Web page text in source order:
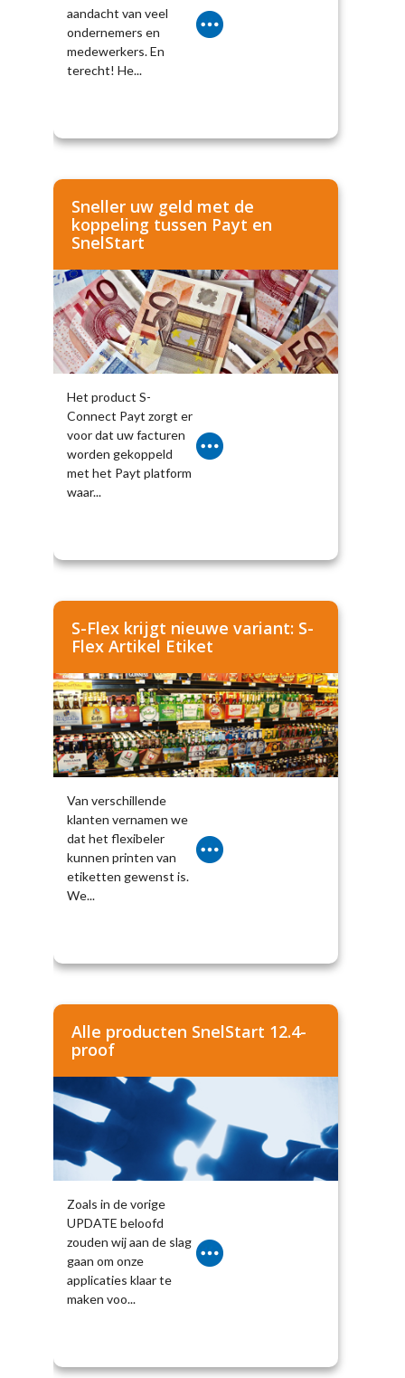
aandacht van veel
ondernemers en
medewerkers. En
terecht! He...
Sneller uw geld met de
koppeling tussen Payt en
SnelStart
Het product S-
Connect Payt zorgt er
voor dat uw facturen
worden gekoppeld
met het Payt platform
waar...
S-Flex krijgt nieuwe variant: S-
Flex Artikel Etiket
Van verschillende
klanten vernamen we
dat het flexibeler
kunnen printen van
etiketten gewenst is.
We...
Alle producten SnelStart 12.4-
proof
Zoals in de vorige
UPDATE beloofd
zouden wij aan de slag
gaan om onze
applicaties klaar te
maken voo...